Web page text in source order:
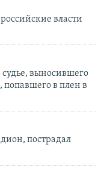
власти
выносившего
в плен в
пострадал